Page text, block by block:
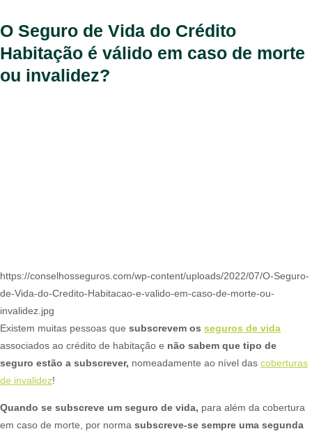
O Seguro de Vida do Crédito
Habitação é válido em caso de morte
ou invalidez?
https://conselhosseguros.com/wp-content/uploads/2022/07/O-Seguro-
de-Vida-do-Credito-Habitacao-e-valido-em-caso-de-morte-ou-
invalidez.jpg
Existem muitas pessoas que subscrevem os seguros de vida
associados ao crédito de habitação e não sabem que tipo de
seguro estão a subscrever, nomeadamente ao nível das coberturas
de invalidez!​
Quando se subscreve um seguro de vida, para além da cobertura
em caso de morte, por norma subscreve-se sempre uma segunda